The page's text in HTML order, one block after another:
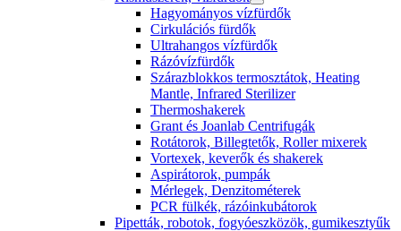
Hagyományos vízfürdők
Cirkulációs fürdők
Ultrahangos vízfürdők
Rázóvízfürdők
Szárazblokkos termosztátok, Heating
Mantle, Infrared Sterilizer
Thermoshakerek
Grant és Joanlab Centrifugák
Rotátorok, Billegtetők, Roller mixerek
Vortexek, keverők és shakerek
Aspirátorok, pumpák
Mérlegek, Denzitométerek
PCR fülkék, rázóinkubátorok
Pipetták, robotok, fogyóeszközök, gumikesztyűk